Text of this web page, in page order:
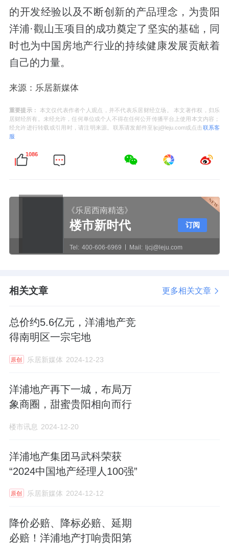
的开发经验以及不断创新的产品理念，为贵阳
洋浦·觀山玉项目的成功奠定了坚实的基础，同
时也为中国房地产行业的持续健康发展贡献着
自己的力量。
来源：乐居新媒体
重要提示：
本文仅代表作者个人观点，并不代表乐居财经立场。 本文著作权，归乐
居财经所有。未经允许，任何单位或个人不得在任何公开传播平台上使用本文内容；
经允许进行转载或引用时，请注明来源。联系请发邮件至ljcj@leju.com或点击联系客
服
1086
《乐居西南精选》
楼市新时代
Tel: 400-606-6969 Mail: ljcj@leju.com
订阅
相关文章 更多相关文章
总价约5.6亿元，洋浦地产竞
得南明区一宗宅地
原创 乐居新媒体 2024-12-23
洋浦地产再下一城，布局万
象商圈，甜蜜贵阳相向而行
楼市讯息 2024-12-20
洋浦地产集团马武科荣获
“2024中国地产经理人100强”
原创 乐居新媒体 2024-12-12
降价必赔、降标必赔、延期
必赔！洋浦地产打响贵阳第